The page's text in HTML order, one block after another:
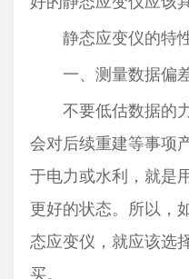
静态应变仪的特
一、测量数据偏
不要低估数据的力
会对后续重建等事项
于电力或水利，就是
更好的状态。所以，
态应变仪，就应该选
买。